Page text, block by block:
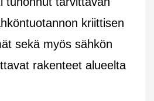
kriittisen
sekä myös sähkön
rakenteet alueelta